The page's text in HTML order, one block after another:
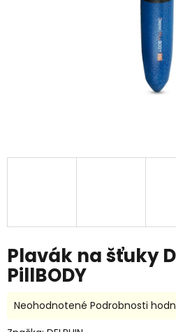
Plavák na šťuky
PillBODY
Priemerné
Neohodnotené Podrobnosti